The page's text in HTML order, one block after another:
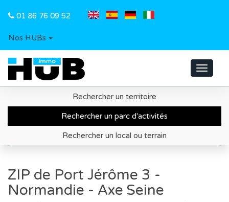
01 86 76 09 52
Nos HUBs
Toggle
Rechercher un territoire
Rechercher un parc d'activités
Rechercher un local ou terrain
Recherche de parc d'activités
Territoire de Caux Seine Agglo
ZIP de Port Jérôme 3 - Normandie - Axe Seine
ZIP de Port Jérôme 3 -
Normandie - Axe Seine